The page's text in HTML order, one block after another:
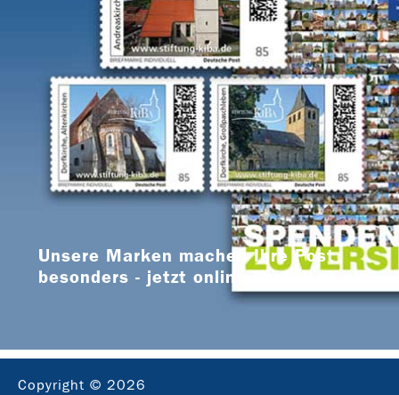
Unsere Marken machen Ihre Post
besonders - jetzt online bestellen
Copyright © 2026